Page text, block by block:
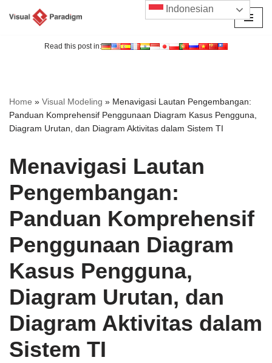
Read this post in:
Home » Visual Modeling » Menavigasi Lautan Pengembangan:
Panduan Komprehensif Penggunaan Diagram Kasus Pengguna,
Diagram Urutan, dan Diagram Aktivitas dalam Sistem TI
Menavigasi Lautan
Pengembangan:
Panduan Komprehensif
Penggunaan Diagram
Kasus Pengguna,
Diagram Urutan, dan
Diagram Aktivitas dalam
Sistem TI
Indonesian